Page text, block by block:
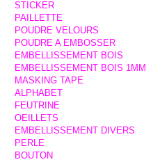
STICKER
PAILLETTE
POUDRE VELOURS
POUDRE A EMBOSSER
EMBELLISSEMENT BOIS
EMBELLISSEMENT BOIS 1MM
MASKING TAPE
ALPHABET
FEUTRINE
OEILLETS
EMBELLISSEMENT DIVERS
PERLE
BOUTON